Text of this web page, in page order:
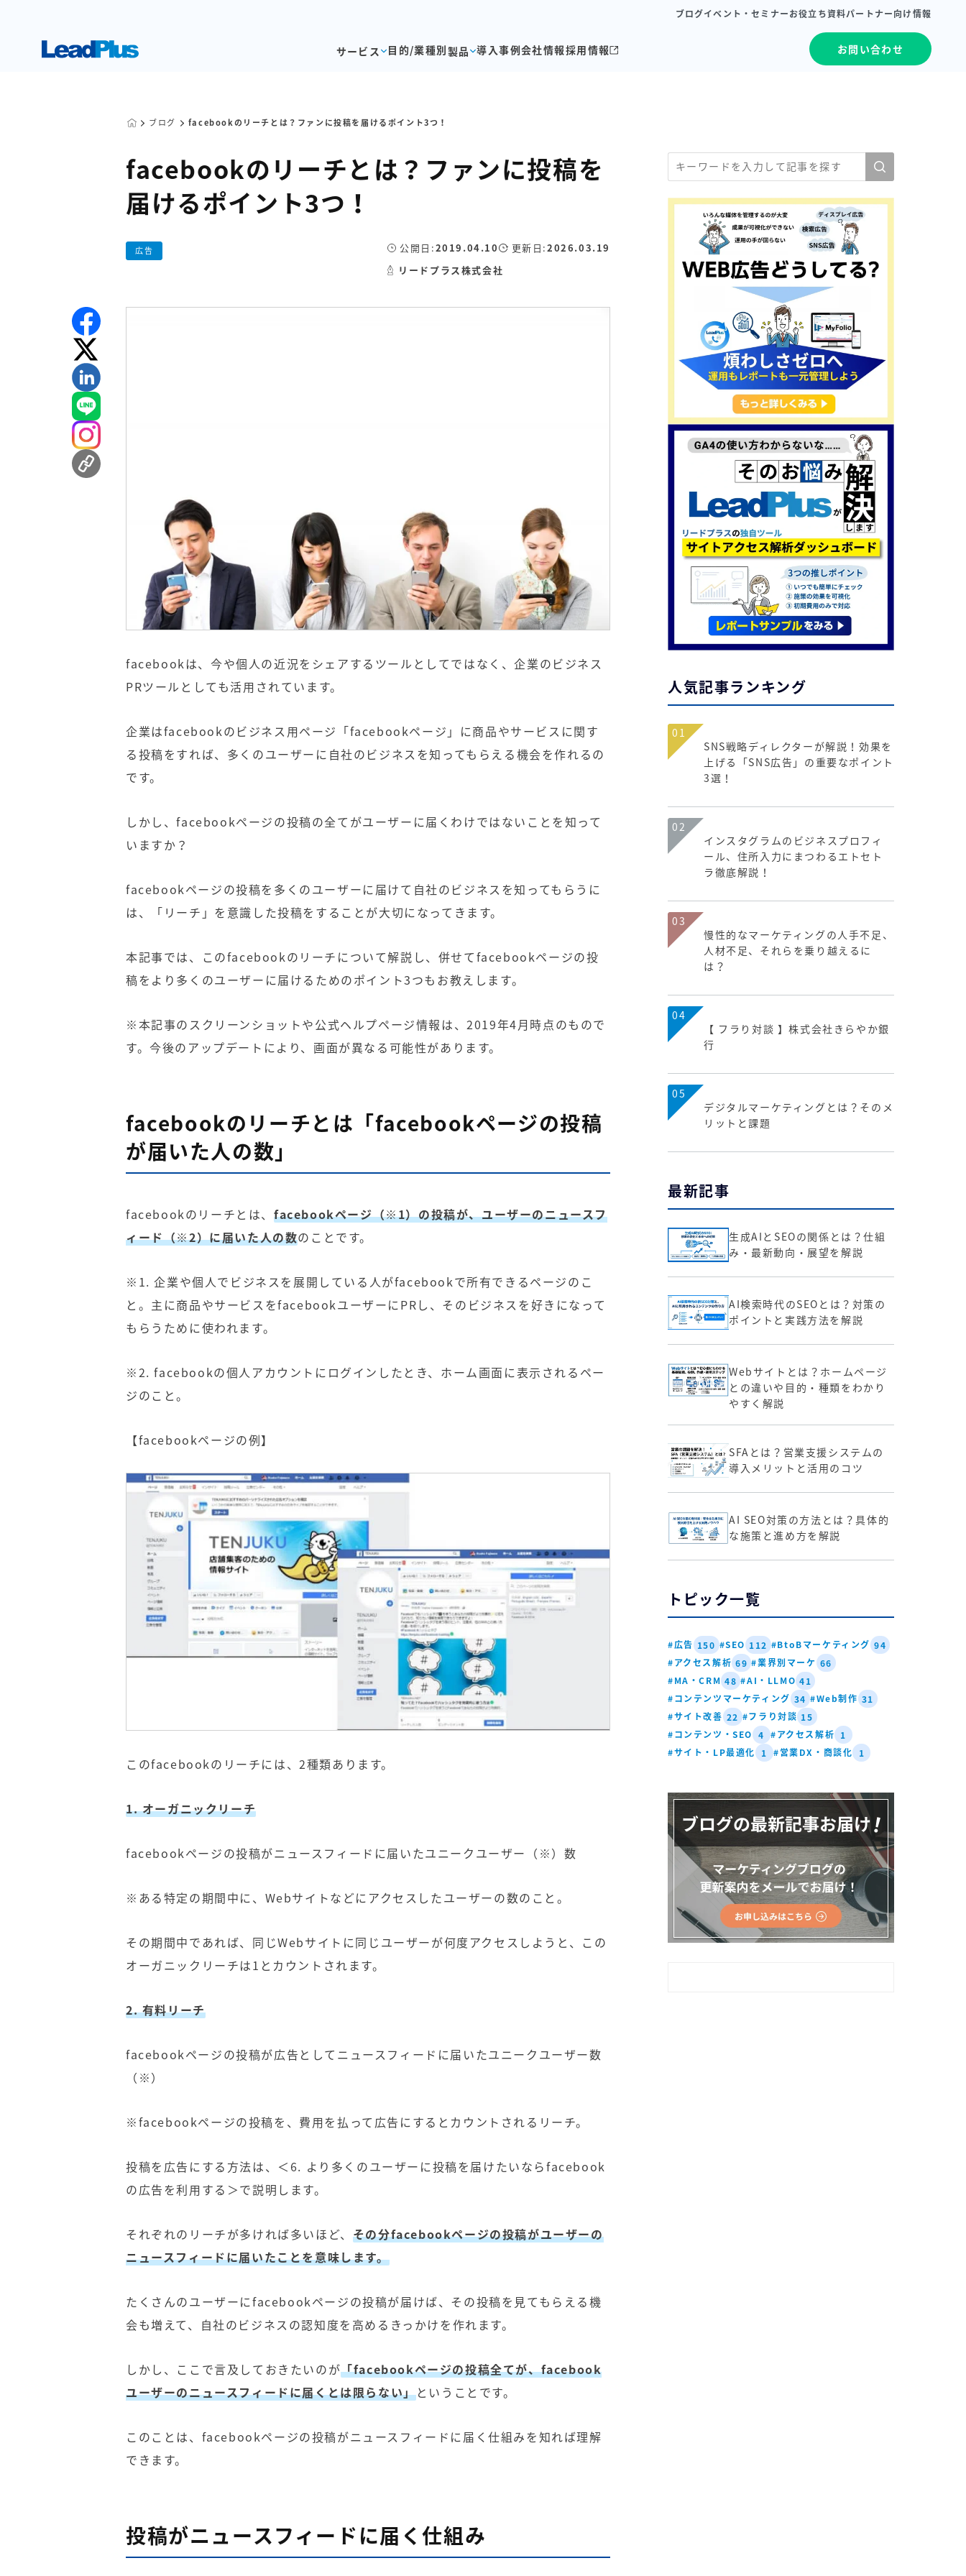
ブログイベント・セミナーお役立ち資料パートナー向け情報
サービス 目的/業種別製品 導入事例会社情報採用情報 お問い合わせ
ブログ facebookのリーチとは？ファンに投稿を届けるポイント3つ！
facebookのリーチとは？ファンに投稿を
届けるポイント3つ！
広告 公開日:2019.04.10 更新日:2026.03.19
リードプラス株式会社
facebookは、今や個人の近況をシェアするツールとしてではなく、企業のビジネス
PRツールとしても活用されています。
企業はfacebookのビジネス用ページ「facebookページ」に商品やサービスに関す
る投稿をすれば、多くのユーザーに自社のビジネスを知ってもらえる機会を作れるの
です。
しかし、facebookページの投稿の全てがユーザーに届くわけではないことを知って
いますか？
facebookページの投稿を多くのユーザーに届けて自社のビジネスを知ってもらうに
は、「リーチ」を意識した投稿をすることが大切になってきます。
本記事では、このfacebookのリーチについて解説し、併せてfacebookページの投
稿をより多くのユーザーに届けるためのポイント3つもお教えします。
※本記事のスクリーンショットや公式ヘルプページ情報は、2019年4月時点のもので
す。今後のアップデートにより、画面が異なる可能性があります。
facebookのリーチとは「facebookページの投稿
が届いた人の数」
facebookのリーチとは、 facebookページ（※1）の投稿が、ユーザーのニュースフ
ィード（※2）に届いた人の数のことです。
※1. 企業や個人でビジネスを展開している人がfacebookで所有できるページのこ
と。主に商品やサービスをfacebookユーザーにPRし、そのビジネスを好きになって
もらうために使われます。
※2. facebookの個人アカウントにログインしたとき、ホーム画面に表示されるペー
ジのこと。
【facebookページの例】
このfacebookのリーチには、2種類あります。
1. オーガニックリーチ
facebookページの投稿がニュースフィードに届いたユニークユーザー（※）数
※ある特定の期間中に、Webサイトなどにアクセスしたユーザーの数のこと。
その期間中であれば、同じWebサイトに同じユーザーが何度アクセスしようと、この
オーガニックリーチは1とカウントされます。
2. 有料リーチ
facebookページの投稿が広告として ニュースフィードに届いたユニークユーザー数
（※）
※facebookページの投稿を、費用を払って広告にするとカウントされるリーチ。
投稿を広告にする方法は、＜6. より多くのユーザーに投稿を届けたいならfacebook
の広告を利用する＞で説明します。
それぞれのリーチが多ければ多いほど、 その分facebookページの投稿がユーザーの
ニュースフィードに届いたことを意味します。
たくさんのユーザーにfacebookページの投稿が届けば、その投稿を見てもらえる機
会も増えて、自社のビジネスの認知度を高めるきっかけを作れます。
しかし、ここで言及しておきたいのが「facebookページの投稿全てが、facebook
ユーザーのニュースフィードに届くとは限らない」ということです。
このことは、facebookページの投稿がニュースフィードに届く仕組みを知れば理解
できます。
投稿がニュースフィードに届く仕組み
人気記事ランキング
01
SNS戦略ディレクターが解説！効果を
上げる「SNS広告」の重要なポイント
3選！
02
インスタグラムのビジネスプロフィ
ール、住所入力にまつわるエトセト
ラ徹底解説！
03
慢性的なマーケティングの人手不足、
人材不足、それらを乗り越えるに
は？
04
【 フラり対談 】株式会社きらやか銀
行
05
デジタルマーケティングとは？そのメ
リットと課題
最新記事
生成AIとSEOの関係とは？仕組
み・最新動向・展望を解説
AI検索時代のSEOとは？対策の
ポイントと実践方法を解説
Webサイトとは？ホームページ
との違いや目的・種類をわかり
やすく解説
SFAとは？営業支援システムの
導入メリットと活用のコツ
AI SEO対策の方法とは？具体的
な施策と進め方を解説
トピック一覧
#広告 150 #SEO 112 #BtoBマーケティング 94
#アクセス解析 69 #業界別マーケ 66
#MA・CRM 48 #AI・LLMO 41
#コンテンツマーケティング 34 #Web制作 31
#サイト改善 22 #フラり対談 15
#コンテンツ・SEO 4 #アクセス解析 1
#サイト・LP最適化
1 #営業DX・商談化 1